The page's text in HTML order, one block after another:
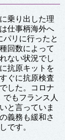
乗り出した理
仕事柄海外へ
パリに行ったと
回数によって
ない状況でし
抗原キットを
ぐに抗原検査
した。コロナ
でもフランス人
と言っていま
義務も緩和さ
です。